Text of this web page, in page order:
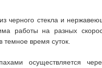
черного стекла и
работы на разных
время суток.
осуществляется